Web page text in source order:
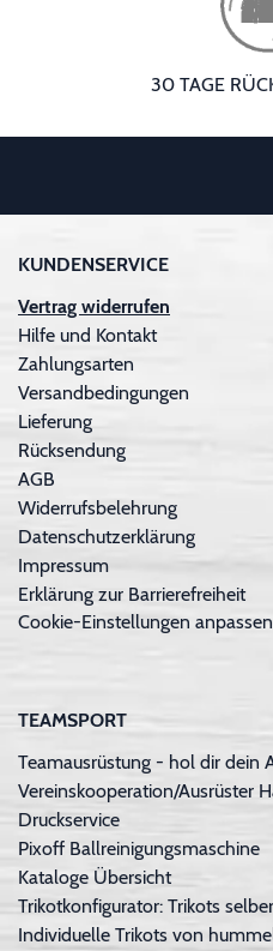
30 TAGE
KUNDENSERVICE
Vertrag widerrufen
Hilfe und Kontakt
Zahlungsarten
Versandbedingungen
Lieferung
Rücksendung
AGB
Widerrufsbelehrung
Datenschutzerklärung
Impressum
Erklärung zur Barrierefreiheit
Cookie-Einstellungen anpassen
TEAMSPORT
Teamausrüstung - hol dir dein
Vereinskooperation/Ausrüster
Druckservice
Pixoff Ballreinigungsmaschine
Kataloge Übersicht
Trikotkonfigurator: Trikots
Individuelle Trikots von